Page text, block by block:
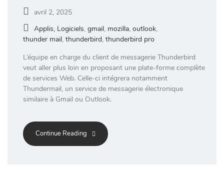
avril 2, 2025
Applis, Logiciels, gmail, mozilla, outlook,
thunder mail, thunderbird, thunderbird pro
L’équipe en charge du client de messagerie Thunderbird
veut aller plus loin en proposant une plate-forme complète
de services Web. Celle-ci intégrera notamment
Thundermail, un service de messagerie électronique
similaire à Gmail ou Outlook.
Continue Reading